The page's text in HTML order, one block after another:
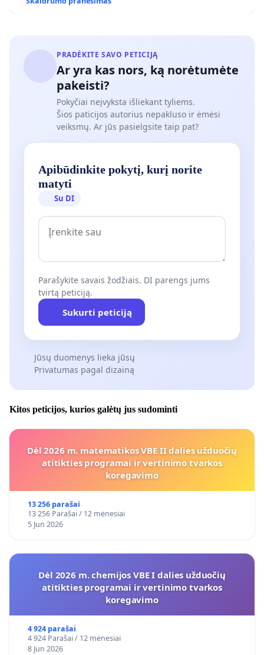
PRADĖKITE SAVO PETICIJĄ
Ar yra kas nors, ką norėtumėte
pakeisti?
Pokyčiai neįvyksta išliekant tyliems.
Šios paticijos autorius nepakluso ir ėmėsi
veiksmų. Ar jūs pasielgsite taip pat?
Apibūdinkite pokytį, kurį norite
matyti
Su DI
Parašykite savais žodžiais. DI parengs jums
tvirtą peticiją.
Sukurti peticiją
Jūsų duomenys lieka jūsų
Privatumas pagal dizainą
Kitos peticijos, kurios galėtų jus sudominti
Dėl 2026 m. matematikos VBE II dalies užduočių
atitikties programai ir vertinimo tvarkos
koregavimo
13 256 parašai
13 256 Parašai / 12 mėnesiai
5 Jun 2026
Dėl 2026 m. chemijos VBE I dalies užduočių
atitikties programai ir vertinimo tvarkos
koregavimo
4 924 parašai
4 924 Parašai / 12 mėnesiai
8 Jun 2026